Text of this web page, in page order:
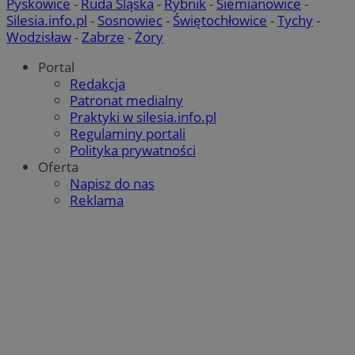
Pyskowice - Ruda Śląska - Rybnik- Siemianowice -
Silesia.info.pl - Sosnowiec- Świętochłowice -Tychy-
Wodzisław-Zabrze -Żory
Portal
Redakcja
Patronat medialny
Praktyki w silesia.info.pl
Regulaminy portali
Polityka prywatności
Oferta
Napisz do nas
Reklama
suid
INGRESSCOOKIE
Policy